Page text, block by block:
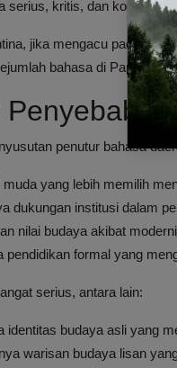
serius, kritis, dan
jika mengacu pada
bahasa di Papua
Penyebab
penutur bahasa
yang lebih memilih
dukungan institusi dalam
nilai budaya akibat
pendidikan formal yang
serius, antara lain:
identitas budaya asli yang
warisan budaya lisan